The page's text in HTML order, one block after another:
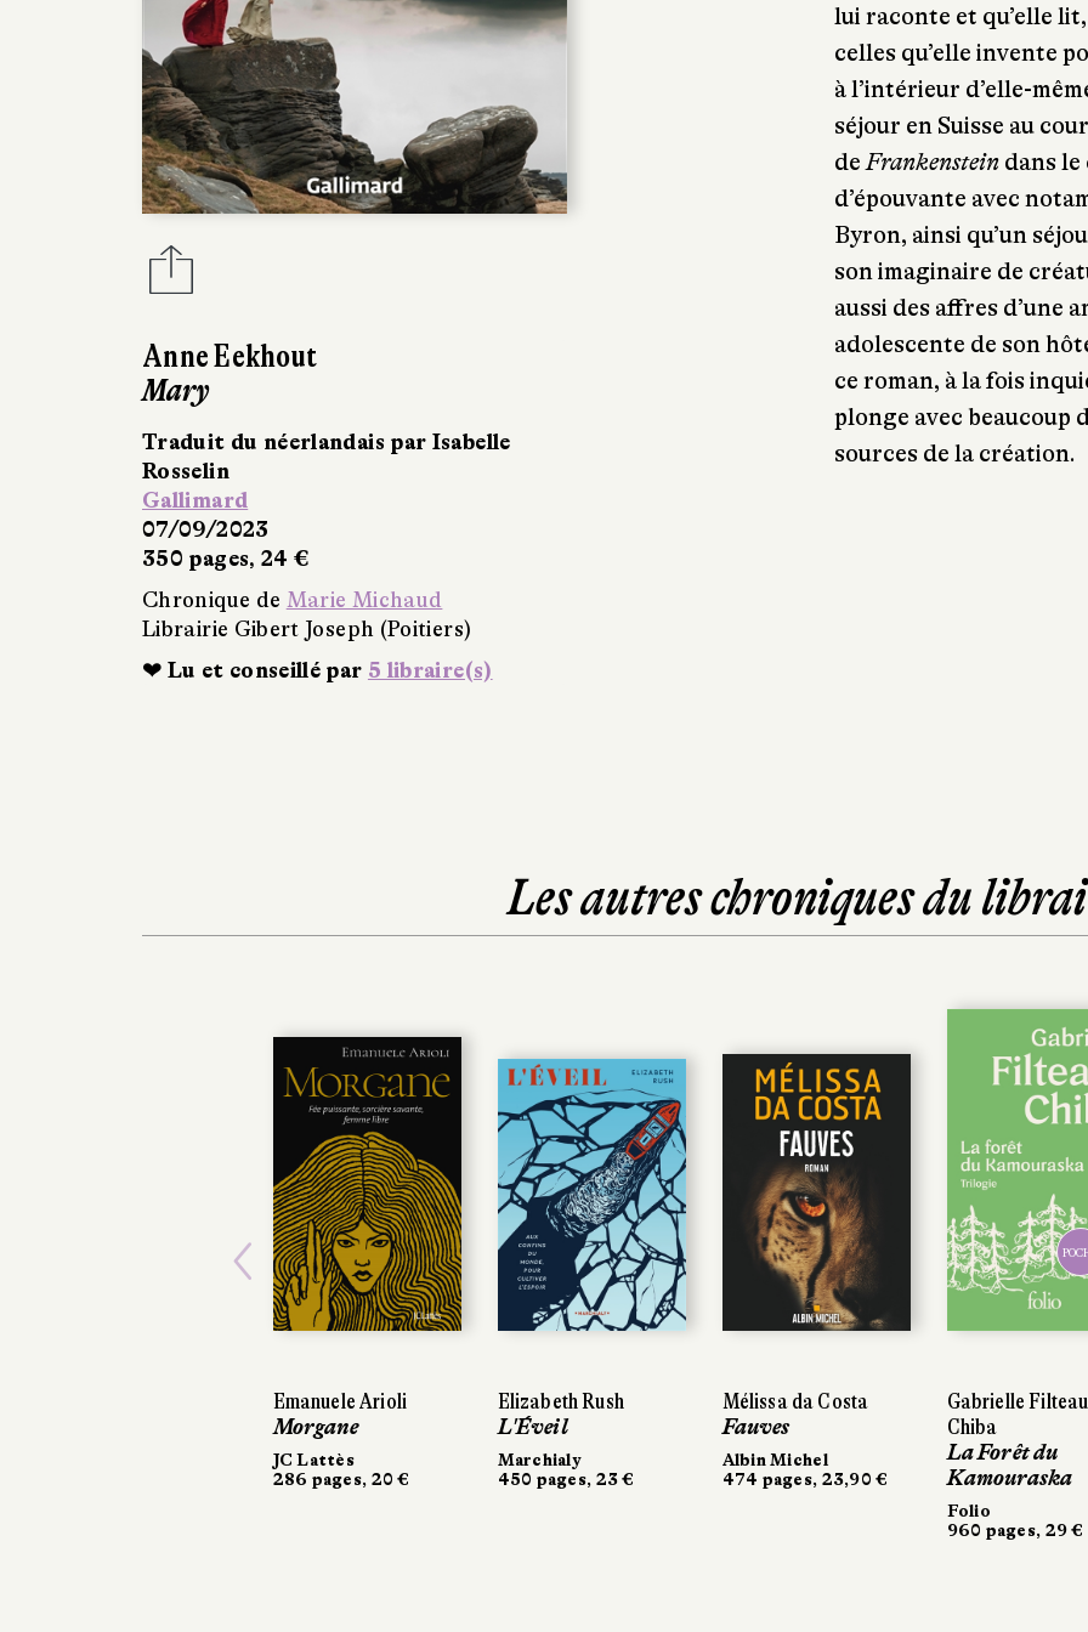
Anne Eekhout
Mary
Traduit du néerlandais par Isabelle
Rosselin
Gallimard
07/09/2023
350 pages, 24 €
Chronique de Marie Michaud
Librairie Gibert Joseph (Poitiers)
❤ Lu et conseillé par 5 libraire(s)
lui raconte et qu’elle
celles qu’elle invente
à l’intérieur d’elle-
séjour en Suisse au
deFrankenstein dans
d’épouvante avec
Byron, ainsi qu’un
son imaginaire de
aussi des affres d’une
adolescente de son
ce roman, à la fois
plonge avec beaucoup
sources de la création.
Les autres chroniques du
Emanuele Arioli
Morgane
JC Lattès
286 pages, 20 €
Elizabeth Rush
L'Éveil
Marchialy
450 pages, 23 €
Mélissa da Costa
Fauves
Albin Michel
474 pages, 23,90 €
Gabrielle
Chiba
La Forêt du
Kamouraska
Folio
960 pages, 29 €
Previous